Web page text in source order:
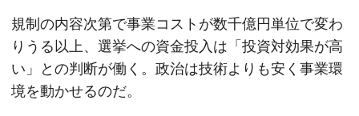
規制の内容次第で事業コストが数千億円単位で変わ
りうる以上、選挙への資金投入は「投資対効果が高
い」との判断が働く。政治は技術よりも安く事業環
境を動かせるのだ。